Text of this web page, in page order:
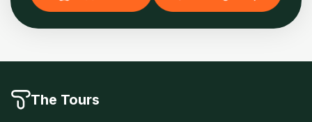
The Tours